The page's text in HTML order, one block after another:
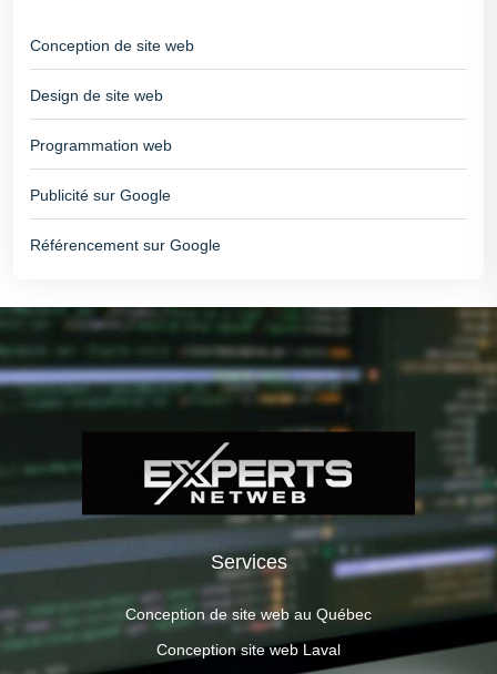
Conception de site web
Design de site web
Programmation web
Publicité sur Google
Référencement sur Google
Services
Conception de site web au Québec
Conception site web Laval